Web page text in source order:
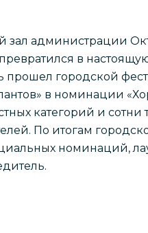
зал администрации
в
прошел городской
в номинации
категорий и сотни
По итогам
номинаций,